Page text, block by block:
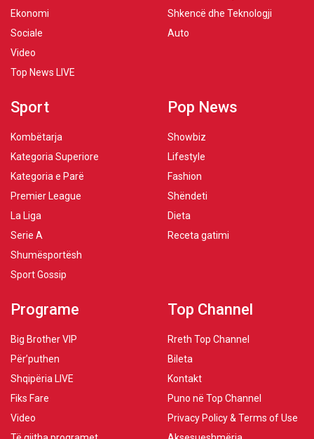
Ekonomi
Sociale
Video
Top News LIVE
Shkencë dhe Teknologji
Auto
Sport
Kombëtarja
Kategoria Superiore
Kategoria e Parë
Premier League
La Liga
Serie A
Shumësportësh
Sport Gossip
Pop News
Showbiz
Lifestyle
Fashion
Shëndeti
Dieta
Receta gatimi
Programe
Big Brother VIP
Për’puthen
Shqipëria LIVE
Fiks Fare
Video
Top Channel
Rreth Top Channel
Bileta
Kontakt
Puno në Top Channel
Privacy Policy & Terms of Use